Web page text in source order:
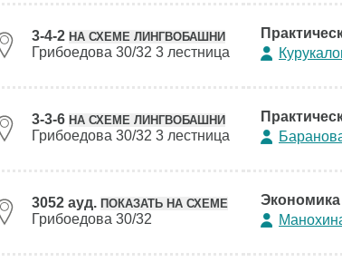
3-4-2 НА СХЕМЕ ЛИНГВОБАШНИ
Грибоедова 30/32 3 лестница
3-3-6 НА СХЕМЕ ЛИНГВОБАШНИ
Грибоедова 30/32 3 лестница
3052 ауд. ПОКАЗАТЬ НА СХЕМЕ
Грибоедова 30/32